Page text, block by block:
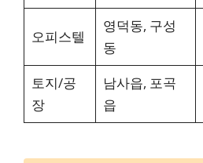
오피스텔
영덕동, 구성
동
토지/공
장
남사읍, 포곡
읍